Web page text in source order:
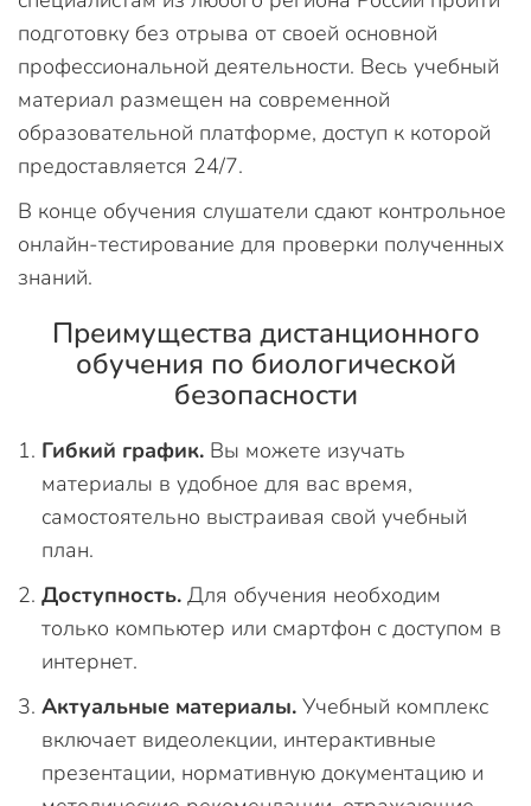
подготовку без отрыва от своей основной
профессиональной деятельности. Весь учебный
материал размещен на современной
образовательной платформе, доступ к которой
предоставляется 24/7.
В конце обучения слушатели сдают контрольное
онлайн-тестирование для проверки полученных
знаний.
Преимущества дистанционного
обучения по биологической
безопасности
Гибкий график. Вы можете изучать
материалы в удобное для вас время,
самостоятельно выстраивая свой учебный
план.
Доступность. Для обучения необходим
только компьютер или смартфон с доступом в
интернет.
Актуальные материалы. Учебный комплекс
включает видеолекции, интерактивные
презентации, нормативную документацию и